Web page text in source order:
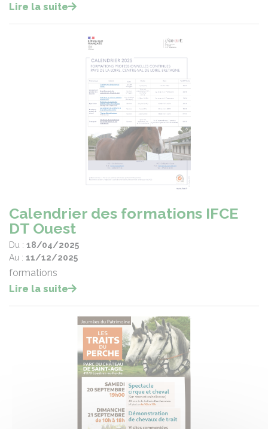
Lire la suite
Calendrier des formations IFCE
DT Ouest
Du : 18/04/2025
Au : 11/12/2025
formations
Lire la suite